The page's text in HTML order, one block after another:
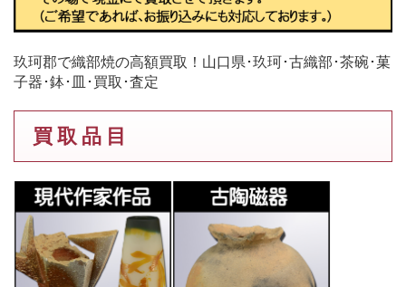
玖珂郡で織部焼の高額買取！山口県･玖珂･古織部･茶碗･菓
子器･鉢･皿･買取･査定
買 取 品 目